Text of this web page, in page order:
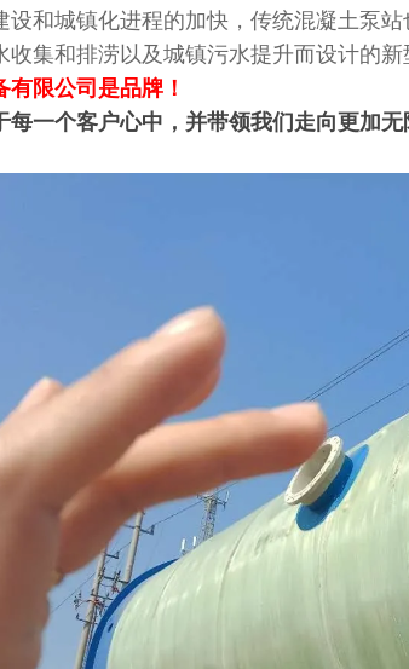
设和城镇化进程的加快，传统混凝土泵
集和排涝以及城镇污水提升而设计的新
限公司是品牌！
一个客户心中，并带领我们走向更加无